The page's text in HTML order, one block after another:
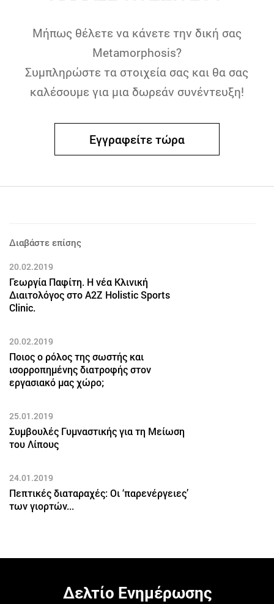
Μήπως θέλετε να κάνετε την δική σας
Metamorphosis?
Συμπληρώστε τα στοιχεία σας και θα σας
καλέσουμε για μια δωρεάν συνέντευξη!
Εγγραφείτε τώρα
Διαβάστε επίσης
20.02.2019
Γεωργία Παφίτη. Η νέα Κλινική
Διαιτολόγος στο A2Z Holistic Sports
Clinic.
20.02.2019
Ποιος ο ρόλος της σωστής και
ισορροπημένης διατροφής στον
εργασιακό μας χώρο;
25.01.2019
Συμβουλές Γυμναστικής για τη Μείωση
του Λίπους
24.01.2019
Πεπτικές διαταραχές: Οι ‘παρενέργειες’
των γιορτών...
Δελτίο Ενημέρωσης